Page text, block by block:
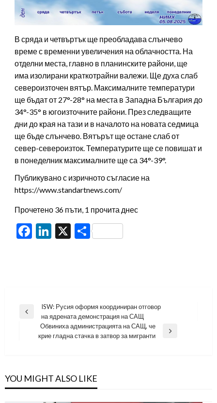
В сряда и четвъртък ще преобладава слънчево
време с временни увеличения на облачността. На
отделни места, главно в планинските райони, ще
има изолирани краткотрайни валежи. Ще духа слаб
североизточен вятър. Максималните температури
ще бъдат от 27°-28° на места в Западна България до
34°-35° в югоизточните райони. През следващите
дни до края на тази и в началото на новата седмица
ще бъде слънчево. Вятърът ще остане слаб от
север-североизток. Температурите ще се повишат и
в понеделник максималните ще са 34°-39°.
Публикувано с изричното съгласие на
https://www.standartnews.com/
Прочетено 36 пъти, 1 прочита днес
Facebook
LinkedIn
X Share
Навигация
Previous
ISW: Русия оформя координиран отговор
на ядрената демонстрация на САЩ
Next
Обвиниха администрацията на САЩ, че
крие гладна стачка в затвор за мигранти
YOU MIGHT ALSO LIKE